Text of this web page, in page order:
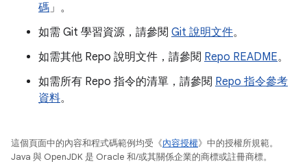
碼」。
如需 Git 學習資源，請參閱 Git 說明文件。
如需其他 Repo 說明文件，請參閱 Repo README。
如需所有 Repo 指令的清單，請參閱 Repo 指令參考
資料。
這個頁面中的內容和程式碼範例均受《內容授權》中的授權所規範。
Java 與 OpenJDK 是 Oracle 和/或其關係企業的商標或註冊商標。